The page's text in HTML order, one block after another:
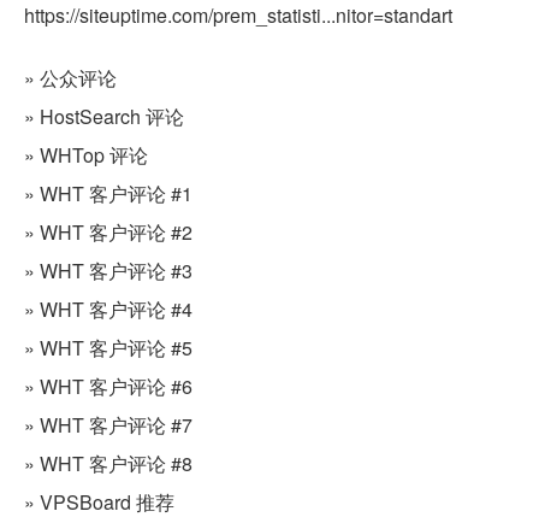
https://siteuptime.com/prem_statisti...nitor=standart
» 公众评论
» HostSearch 评论
» WHTop 评论
» WHT 客户评论 #1
» WHT 客户评论 #2
» WHT 客户评论 #3
» WHT 客户评论 #4
» WHT 客户评论 #5
» WHT 客户评论 #6
» WHT 客户评论 #7
» WHT 客户评论 #8
» VPSBoard 推荐